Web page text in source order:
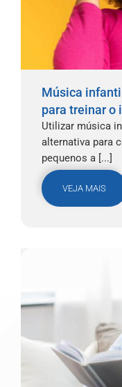
Música
para treinar o
Utilizar música
alternativa para
pequenos a [...]
VEJA MAIS